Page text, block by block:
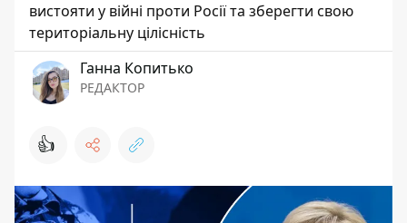
вистояти у війні проти Росії та зберегти свою
територіальну цілісність
Ганна Копитько
РЕДАКТОР
👍